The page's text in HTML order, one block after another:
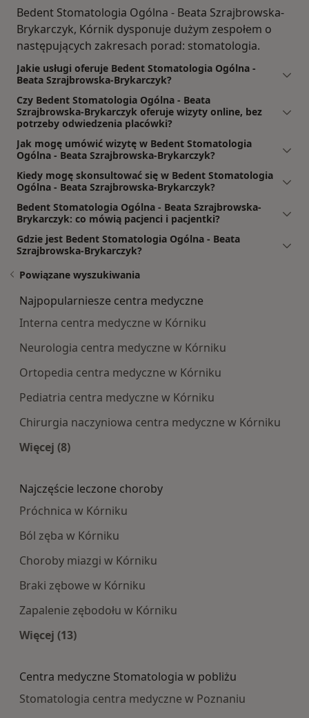
Bedent Stomatologia Ogólna - Beata Szrajbrowska-
Brykarczyk, Kórnik dysponuje dużym zespołem o
następujących zakresach porad: stomatologia.
Jakie usługi oferuje Bedent Stomatologia Ogólna -
Beata Szrajbrowska-Brykarczyk?
Czy Bedent Stomatologia Ogólna - Beata
Szrajbrowska-Brykarczyk oferuje wizyty online, bez
potrzeby odwiedzenia placówki?
Jak mogę umówić wizytę w Bedent Stomatologia
Ogólna - Beata Szrajbrowska-Brykarczyk?
Kiedy mogę skonsultować się w Bedent Stomatologia
Ogólna - Beata Szrajbrowska-Brykarczyk?
Bedent Stomatologia Ogólna - Beata Szrajbrowska-
Brykarczyk: co mówią pacjenci i pacjentki?
Gdzie jest Bedent Stomatologia Ogólna - Beata
Szrajbrowska-Brykarczyk?
Powiązane wyszukiwania
Najpopularniesze centra medyczne
Interna centra medyczne w Kórniku
Neurologia centra medyczne w Kórniku
Ortopedia centra medyczne w Kórniku
Pediatria centra medyczne w Kórniku
Chirurgia naczyniowa centra medyczne w Kórniku
Więcej (8)
Najczęście leczone choroby
Próchnica w Kórniku
Ból zęba w Kórniku
Choroby miazgi w Kórniku
Braki zębowe w Kórniku
Zapalenie zębodołu w Kórniku
Więcej (13)
Centra medyczne Stomatologia w pobliżu
Stomatologia centra medyczne w Poznaniu